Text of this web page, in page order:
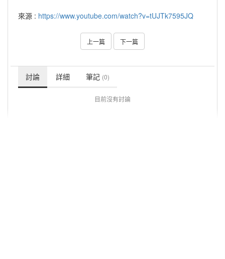
來源 : https://www.youtube.com/watch?v=tUJTk7595JQ
上一篇 下一篇
討論 詳細 筆記 (0)
目前沒有討論